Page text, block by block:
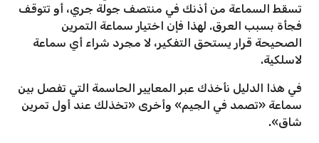
تسقط السماعة من أذنك في منتصف جولة جري، أو تتوقف
فجأة بسبب العرق. لهذا فإن اختيار سماعة التمرين
الصحيحة قرار يستحق التفكير، لا مجرد شراء أي سماعة
لاسلكية.
في هذا الدليل نأخذك عبر المعايير الحاسمة التي تفصل بين
سماعة «تصمد في الجيم» وأخرى «تخذلك عند أول تمرين
شاق».